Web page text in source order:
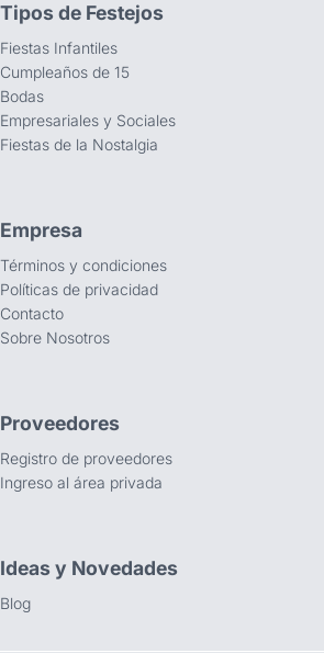
Tipos de Festejos
Fiestas Infantiles
Cumpleaños de 15
Bodas
Empresariales y Sociales
Fiestas de la Nostalgia
Empresa
Términos y condiciones
Políticas de privacidad
Contacto
Sobre Nosotros
Proveedores
Registro de proveedores
Ingreso al área privada
Ideas y Novedades
Blog